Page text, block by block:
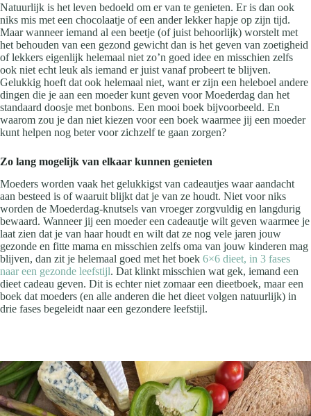
Natuurlijk is het leven bedoeld om er van te genieten. Er is dan ook
niks mis met een chocolaatje of een ander lekker hapje op zijn tijd.
Maar wanneer iemand al een beetje (of juist behoorlijk) worstelt met
het behouden van een gezond gewicht dan is het geven van zoetigheid
of lekkers eigenlijk helemaal niet zo’n goed idee en misschien zelfs
ook niet echt leuk als iemand er juist vanaf probeert te blijven.
Gelukkig hoeft dat ook helemaal niet, want er zijn een heleboel andere
dingen die je aan een moeder kunt geven voor Moederdag dan het
standaard doosje met bonbons. Een mooi boek bijvoorbeeld. En
waarom zou je dan niet kiezen voor een boek waarmee jij een moeder
kunt helpen nog beter voor zichzelf te gaan zorgen?
Zo lang mogelijk van elkaar kunnen genieten
Moeders worden vaak het gelukkigst van cadeautjes waar aandacht
aan besteed is of waaruit blijkt dat je van ze houdt. Niet voor niks
worden de Moederdag-knutsels van vroeger zorgvuldig en langdurig
bewaard. Wanneer jij een moeder een cadeautje wilt geven waarmee je
laat zien dat je van haar houdt en wilt dat ze nog vele jaren jouw
gezonde en fitte mama en misschien zelfs oma van jouw kinderen mag
blijven, dan zit je helemaal goed met het boek 6×6 dieet, in 3 fases
naar een gezonde leefstijl. Dat klinkt misschien wat gek, iemand een
dieet cadeau geven. Dit is echter niet zomaar een dieetboek, maar een
boek dat moeders (en alle anderen die het dieet volgen natuurlijk) in
drie fases begeleidt naar een gezondere leefstijl.